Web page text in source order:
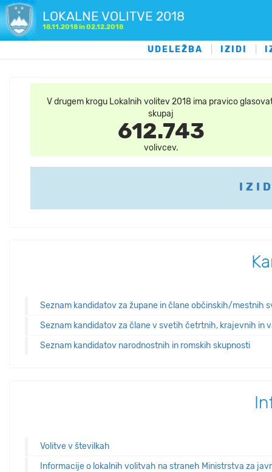
LOKALNE VOLITVE 2018
18.11.2018 in 02.12.2018
UDELEŽBA IZIDI
V drugem krogu Lokalnih volitev 2018 ima pravico
skupaj
612.743
volivcev.
Seznam kandidatov za župane in člane občinskih/mestnih
Seznam kandidatov za člane v svetih četrtnih, krajevnih in
Seznam kandidatov narodnostnih in romskih skupnosti
Volitve v številkah
Informacije o lokalnih volitvah na straneh Ministrstva za